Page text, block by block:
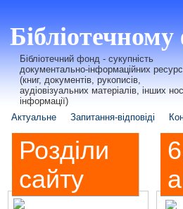
Бібліотечний фонд - сукупність
документально-інформаційних
(книг, документів, рукописів,
аудіовізуальних матеріалів, інших
інформації)
Актуальне
Запитання-відповіді
Розділи
сайту